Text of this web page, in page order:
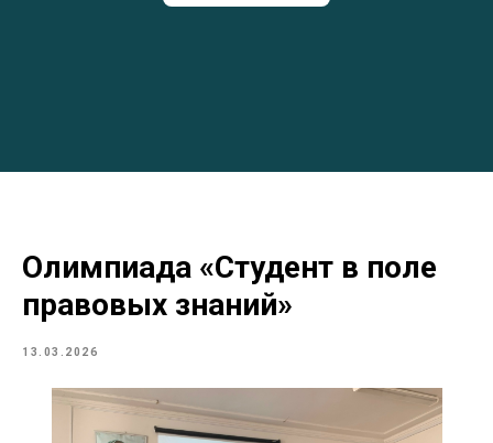
Олимпиада «Студент в поле
правовых знаний»
13.03.2026